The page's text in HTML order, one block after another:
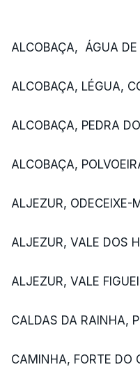
ALCOBAÇA, ÁGUA DE
ALCOBAÇA, LÉGUA,
ALCOBAÇA, PEDRA
ALCOBAÇA,
ALJEZUR, ODECEIXE-
ALJEZUR, VALE DOS
ALJEZUR, VALE
CALDAS DA RAINHA,
CAMINHA, FORTE DO